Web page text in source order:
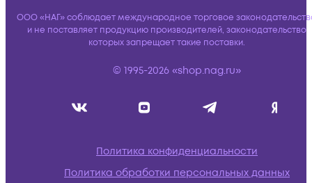
ООО «НАГ» соблюдает международное торговое
и не поставляет продукцию производителей, законодательство
которых запрещает такие поставки.
© 1995-2026 «shop.nag.ru»
Политика конфиденциальности
Политика обработки персональных данных